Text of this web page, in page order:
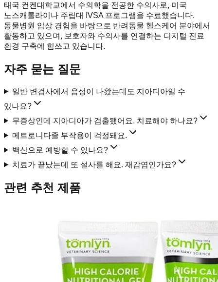
태국 컨켄대학교에서 수의학을 전공한 수의사로, 미국
노스캐롤라이나 주립대 IVSA 프로그램을 수료했습니다.
동물병원 임상 경험을 바탕으로 반려동물 헬스케어 분야에서
활동하고 있으며, 보호자와 수의사를 연결하는 디지털 진료
환경 구축에 힘쓰고 있습니다.
자주 묻는 질문
일반 변검사에서 음성이 나왔는데도 지아디아일 수
있나요?
무증상인데 지아디아가 검출됐어요. 치료해야 하나요?
메트로니다졸 부작용이 걱정돼요.
백신으로 예방할 수 있나요?
치료가 끝났는데 또 설사를 해요. 재감염인가요?
관련 추천 제품